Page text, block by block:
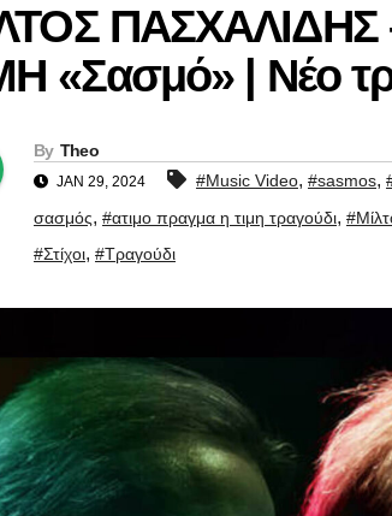
«Σασμό» | Νέο
By Theo
JAN 29, 2024 #Music Video, #sasmos,
σασμός, #ατιμο πραγμα η τιμη τραγούδι,
#Στίχοι, #Τραγούδι